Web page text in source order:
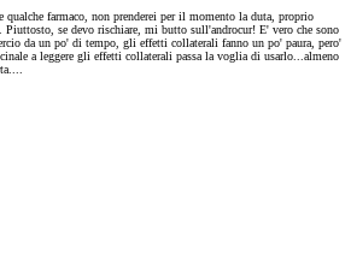
qualche farmaco, non prenderei per il momento la duta, proprio
Piuttosto, se devo rischiare, mi butto sull'androcur! E' vero che sono
da un po' di tempo, gli effetti collaterali fanno un po' paura, pero'
a leggere gli effetti collaterali passa la voglia di usarlo...almeno